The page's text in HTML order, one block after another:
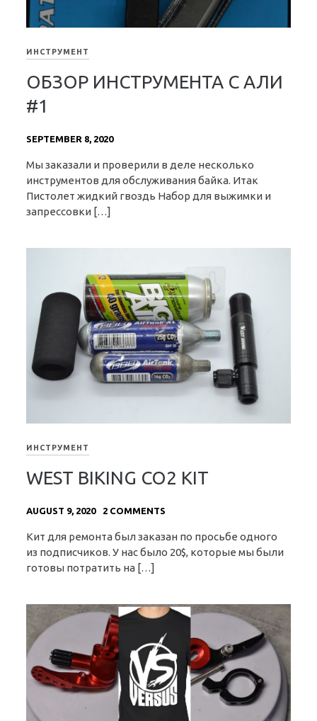
ИНСТРУМЕНТ
ОБЗОР ИНСТРУМЕНТА С АЛИ
#1
SEPTEMBER 8, 2020
Мы заказали и проверили в деле несколько
инструментов для обслуживания байка. Итак
Пистолет жидкий гвоздь Набор для выжимки и
запрессовки […]
ИНСТРУМЕНТ
WEST BIKING CO2 KIT
AUGUST 9, 2020 2 COMMENTS
Кит для ремонта был заказан по просьбе одного
из подписчиков. У нас было 20$, которые мы были
готовы потратить на […]